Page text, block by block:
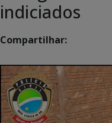
indiciados
Compartilhar: